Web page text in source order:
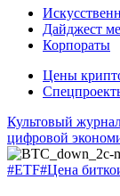
Дайджест
Корпораты
Цены
Культовый
цифровой
#ETF#Цена